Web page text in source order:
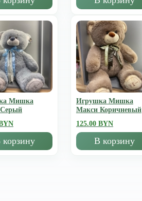
Мишка
Игрушка Мишка
Mакси Коричневый
125.00 BYN
В корзину